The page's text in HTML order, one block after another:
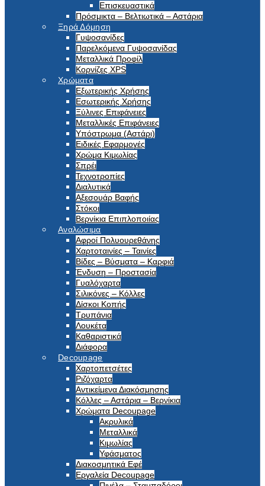
Επισκευαστικά
Πρόσμικτα – Βελτιωτικά – Αστάρια
Ξηρά Δόμηση
Γυψοσανίδες
Παρελκόμενα Γυψοσανίδας
Μεταλλικά Προφίλ
Κορνίζες XPS
Χρώματα
Εξωτερικής Χρήσης
Εσωτερικής Χρήσης
Ξύλινες Επιφάνειες
Μεταλλικές Επιφάνειες
Υπόστρωμα (Αστάρι)
Ειδικές Εφαρμογές
Χρώμα Κιμωλίας
Σπρέι
Τεχνοτροπίες
Διαλυτικά
Αξεσουάρ Βαφής
Στόκοι
Βερνίκια Επιπλοποιίας
Αναλώσιμα
Αφροί Πολυουρεθάνης
Χαρτοταινίες – Ταινίες
Βίδες – Βύσματα – Καρφιά
Ένδυση – Προστασία
Γυαλόχαρτα
Σιλικόνες – Κόλλες
Δίσκοι Κοπής
Τρυπάνια
Λουκέτα
Καθαριστικά
Διάφορα
Decoupage
Χαρτοπετσέτες
Ριζόχαρτα
Αντικείμενα Διακόσμησης
Κόλλες – Αστάρια – Βερνίκια
Χρώματα Decoupage
Ακρυλικά
Μεταλλικά
Κιμωλίας
Υφάσματος
Διακοσμητικά Εφέ
Εργαλεία Decoupage